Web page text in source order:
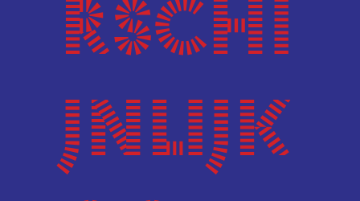
rschi
jnlijk